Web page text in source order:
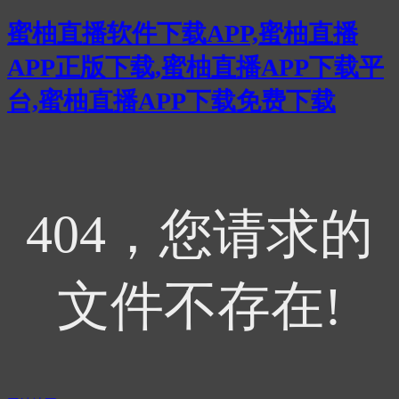
蜜柚直播软件下载APP,蜜柚直播
APP正版下载,蜜柚直播APP下载平
台,蜜柚直播APP下载免费下载
404，您请求的
文件不存在!